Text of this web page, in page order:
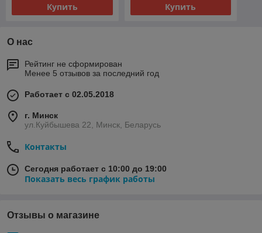
Купить Купить
О нас
Рейтинг не сформирован
Менее 5 отзывов за последний год
Работает с 02.05.2018
г. Минск
ул.Куйбышева 22, Минск, Беларусь
Контакты
Сегодня работает с 10:00 до 19:00
Показать весь график работы
Отзывы о магазине